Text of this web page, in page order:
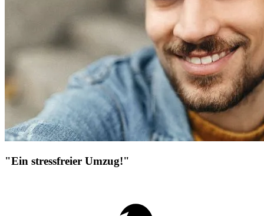
"Ein stressfreier Umzug!"